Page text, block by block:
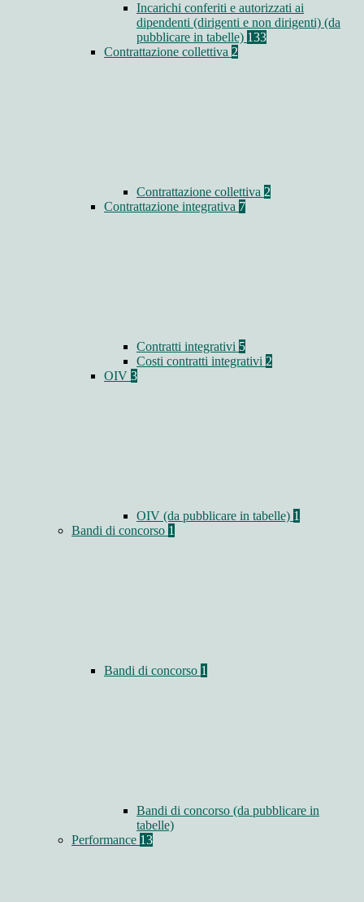
Incarichi conferiti e autorizzati ai
dipendenti (dirigenti e non dirigenti) (da
pubblicare in tabelle) 133
Contrattazione collettiva 2
Contrattazione collettiva 2
Contrattazione integrativa 7
Contratti integrativi 5
Costi contratti integrativi 2
OIV 3
OIV (da pubblicare in tabelle) 1
Bandi di concorso 1
Bandi di concorso 1
Bandi di concorso (da pubblicare in
tabelle)
Performance 13